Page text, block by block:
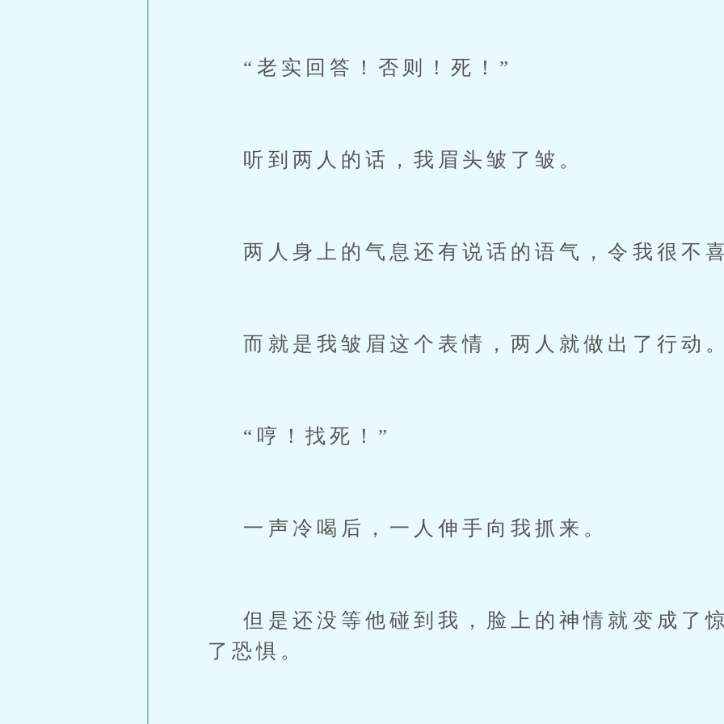
“老实回答！否则！死！”
听到两人的话，我眉头皱了皱。
两人身上的气息还有说话的语气，令我很不喜
而就是我皱眉这个表情，两人就做出了行动。
“哼！找死！”
一声冷喝后，一人伸手向我抓来。
但是还没等他碰到我，脸上的神情就变成了
了恐惧。